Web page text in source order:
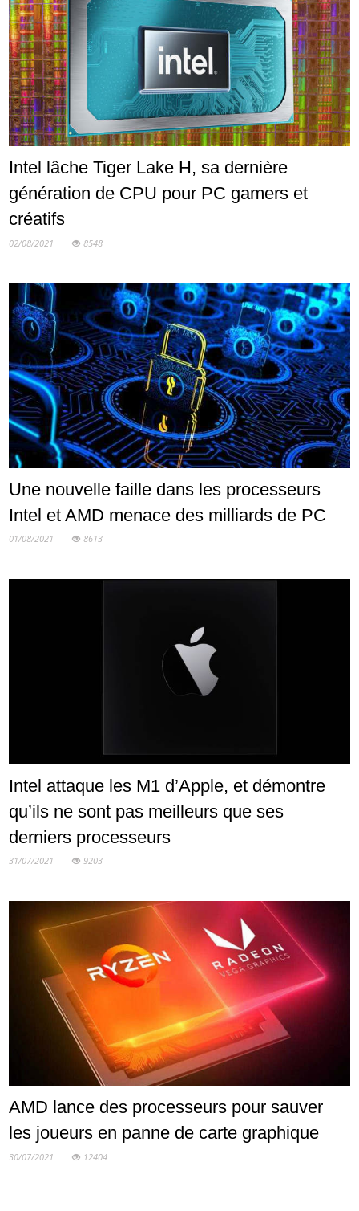
Intel lâche Tiger Lake H, sa dernière
génération de CPU pour PC gamers et
créatifs
02/08/2021 8548
Une nouvelle faille dans les processeurs
Intel et AMD menace des milliards de PC
01/08/2021 8613
Intel attaque les M1 d’Apple, et démontre
qu’ils ne sont pas meilleurs que ses
derniers processeurs
31/07/2021 9203
AMD lance des processeurs pour sauver
les joueurs en panne de carte graphique
30/07/2021 12404